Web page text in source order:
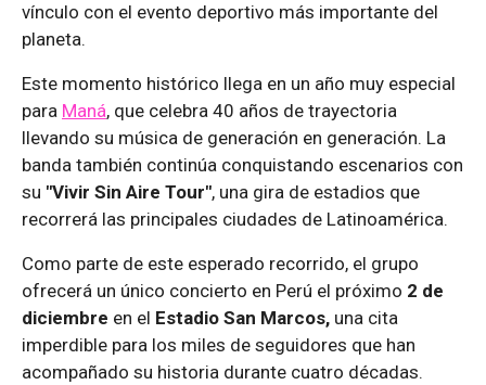
vínculo con el evento deportivo más importante del
planeta.
Este momento histórico llega en un año muy especial
para Maná, que celebra 40 años de trayectoria
llevando su música de generación en generación. La
banda también continúa conquistando escenarios con
su "Vivir Sin Aire Tour", una gira de estadios que
recorrerá las principales ciudades de Latinoamérica.
Como parte de este esperado recorrido, el grupo
ofrecerá un único concierto en Perú el próximo 2 de
diciembre en el Estadio San Marcos, una cita
imperdible para los miles de seguidores que han
acompañado su historia durante cuatro décadas.